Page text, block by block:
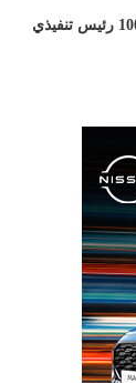
أنكوش أرورا ضمن قائمة أقوى 100 رئيس تنفيذي